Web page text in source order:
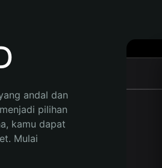
andal dan
pilihan
kamu dapat
Mulai